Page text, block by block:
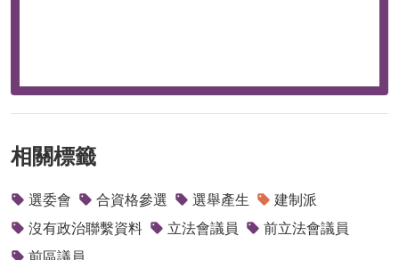
相關標籤
選委會 合資格參選 選舉產生
建制派
沒有政治聯繫資料
立法會議員
前立法會議員